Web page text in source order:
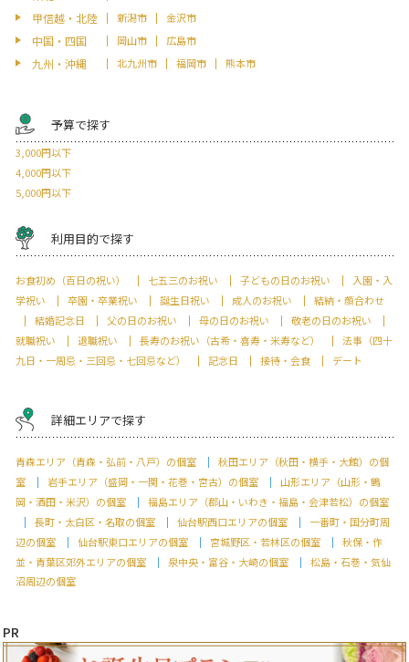
甲信越・北陸 新潟市 金沢市
中国・四国 岡山市 広島市
九州・沖縄 北九州市 福岡市 熊本市
予算で探す
3,000円以下
4,000円以下
5,000円以下
利用目的で探す
お食初め（百日の祝い） 七五三のお祝い 子どもの日のお祝い
入園・入
学祝い
卒園・卒業祝い 誕生日祝い 成人のお祝い
結納・顔合わせ
結婚記念日
父の日のお祝い 母の日のお祝い
敬老の日のお祝い
就職祝い
退職祝い 長寿のお祝い（古希・喜寿・米寿など）
法事（四十
九日・一周忌・三回忌・七回忌など）
記念日 接待・会食 デート
詳細エリアで探す
青森エリア（青森・弘前・八戸）の個室
秋田エリア（秋田・横手・大館）の個
室
岩手エリア（盛岡・一関・花巻・宮古）の個室
山形エリア（山形・鶴
岡・酒田・米沢）の個室
福島エリア（郡山・いわき・福島・会津若松）の個室
長町・太白区・名取の個室
仙台駅西口エリアの個室
一番町・国分町周
辺の個室
仙台駅東口エリアの個室 宮城野区・若林区の個室
秋保・作
並・青葉区郊外エリアの個室
泉中央・富谷・大崎の個室
松島・石巻・気仙
沼周辺の個室
PR